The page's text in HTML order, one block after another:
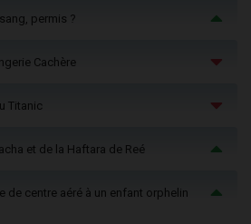
permis ?
Cachère
Titanic
et de la Haftara de Reé
de centre aéré à un enfant orphelin